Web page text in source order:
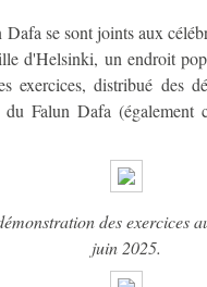
se sont joints aux
d'Helsinki, un endroit
exercices, distribué des
Falun Dafa (également
des exercices
juin 2025.